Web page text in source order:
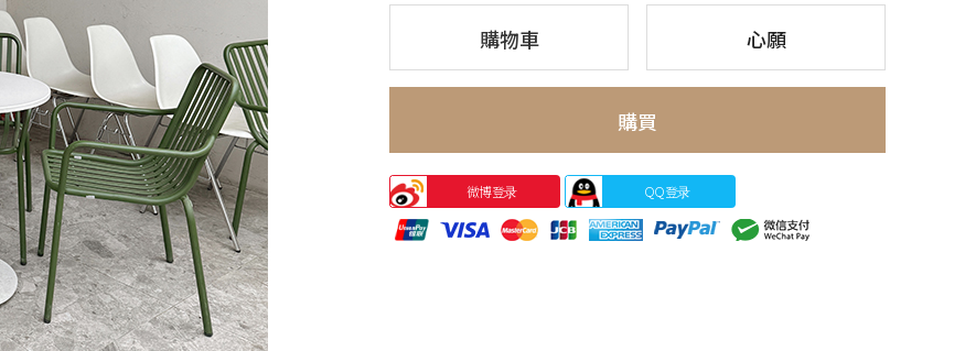
購物車 心願
購買
微博登录 QQ登录